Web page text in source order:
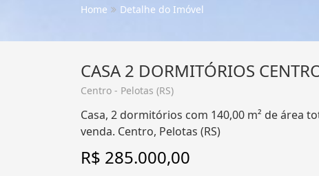
Home Detalhe do Imóvel
CASA 2 DORMITÓRIOS
Centro - Pelotas (RS)
Casa, 2 dormitórios com 140,00 m² de área
venda. Centro, Pelotas (RS)
R$ 285.000,00